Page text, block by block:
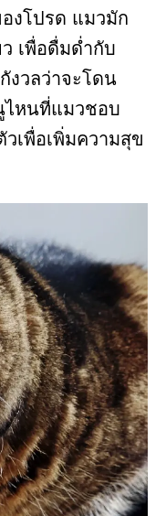
งโปรด แมวมัก
เพื่อดื่มด่ำกับ
งวลว่าจะโดน
ไหนที่แมวชอบ
เพื่อเพิ่มความสุข